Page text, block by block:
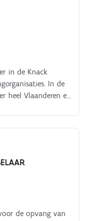
in de Knack
In de
heel Vlaanderen en
de opvang van